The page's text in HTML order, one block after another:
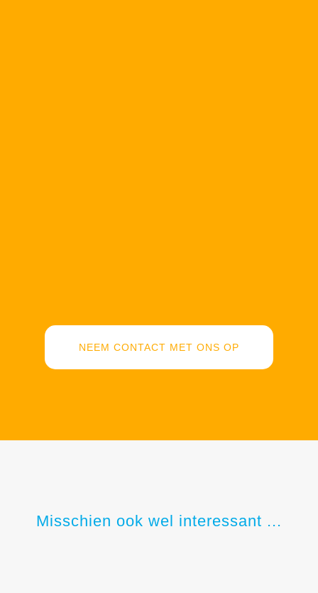
NEEM CONTACT MET ONS OP
Misschien ook wel interessant ...